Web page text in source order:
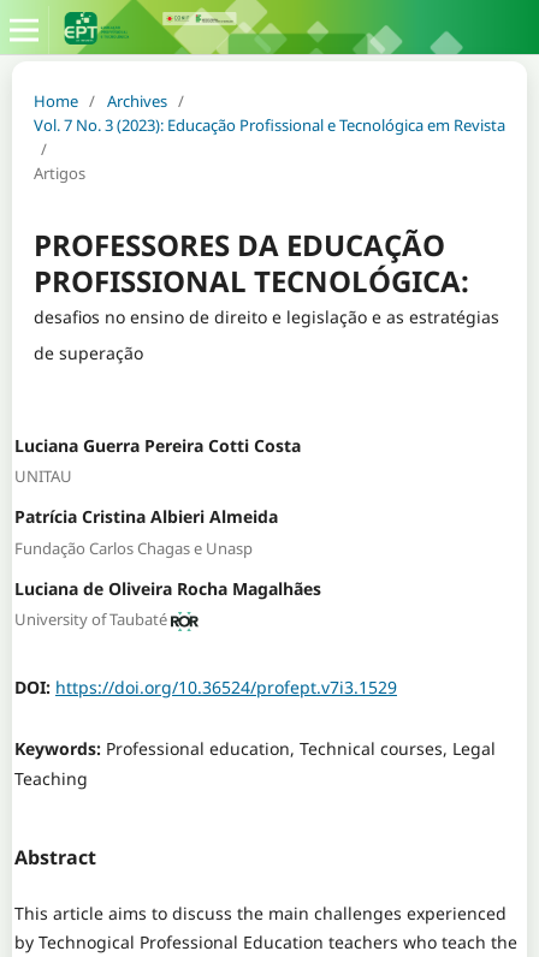
Home / Archives /
Vol. 7 No. 3 (2023): Educação Profissional e Tecnológica em Revista
/
Artigos
PROFESSORES DA EDUCAÇÃO
PROFISSIONAL TECNOLÓGICA:
desafios no ensino de direito e legislação e as estratégias
de superação
Luciana Guerra Pereira Cotti Costa
UNITAU
Patrícia Cristina Albieri Almeida
Fundação Carlos Chagas e Unasp
Luciana de Oliveira Rocha Magalhães
University of Taubaté
DOI: https://doi.org/10.36524/profept.v7i3.1529
Keywords: Professional education, Technical courses, Legal
Teaching
Abstract
This article aims to discuss the main challenges experienced
by Technogical Professional Education teachers who teach the